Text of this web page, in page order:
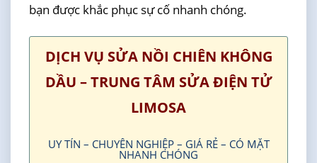
bạn được khắc phục sự cố nhanh chóng.
DỊCH VỤ SỬA NỒI CHIÊN KHÔNG
DẦU – TRUNG TÂM SỬA ĐIỆN TỬ
LIMOSA
UY TÍN – CHUYÊN NGHIỆP – GIÁ RẺ – CÓ MẶT
NHANH CHÓNG